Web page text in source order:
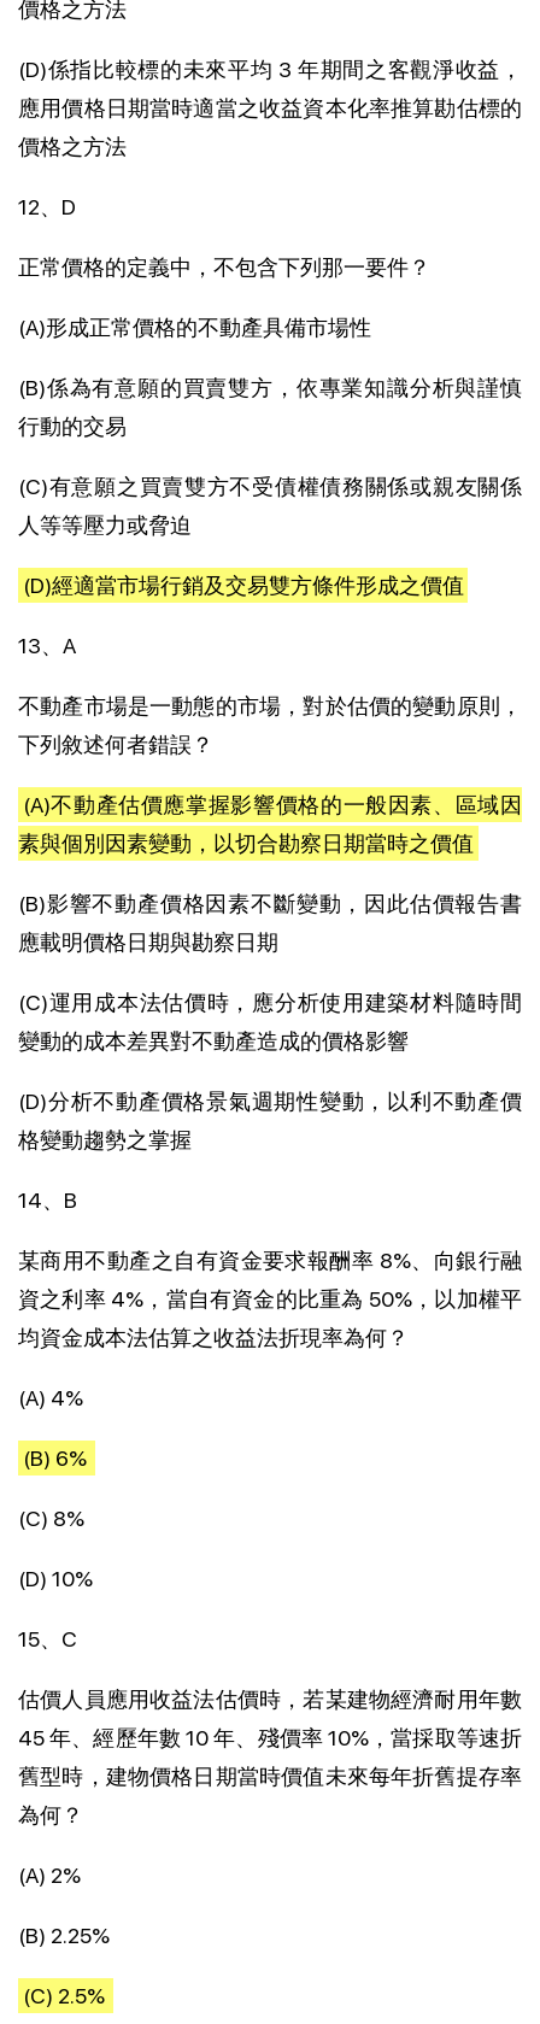
價格之方法
(D)係指比較標的未來平均 3 年期間之客觀淨收益，
應用價格日期當時適當之收益資本化率推算勘估標的
價格之方法
12、D
正常價格的定義中，不包含下列那一要件？
(A)形成正常價格的不動產具備市場性
(B)係為有意願的買賣雙方，依專業知識分析與謹慎
行動的交易
(C)有意願之買賣雙方不受債權債務關係或親友關係
人等等壓力或脅迫
(D)經適當市場行銷及交易雙方條件形成之價值
13、A
不動產市場是一動態的市場，對於估價的變動原則，
下列敘述何者錯誤？
(A)不動產估價應掌握影響價格的一般因素、區域因
素與個別因素變動，以切合勘察日期當時之價值
(B)影響不動產價格因素不斷變動，因此估價報告書
應載明價格日期與勘察日期
(C)運用成本法估價時，應分析使用建築材料隨時間
變動的成本差異對不動產造成的價格影響
(D)分析不動產價格景氣週期性變動，以利不動產價
格變動趨勢之掌握
14、B
某商用不動產之自有資金要求報酬率 8%、向銀行融
資之利率 4%，當自有資金的比重為 50%，以加權平
均資金成本法估算之收益法折現率為何？
(A) 4%
(B) 6%
(C) 8%
(D) 10%
15、C
估價人員應用收益法估價時，若某建物經濟耐用年數
45 年、經歷年數 10 年、殘價率 10%，當採取等速折
舊型時，建物價格日期當時價值未來每年折舊提存率
為何？
(A) 2%
(B) 2.25%
(C) 2.5%